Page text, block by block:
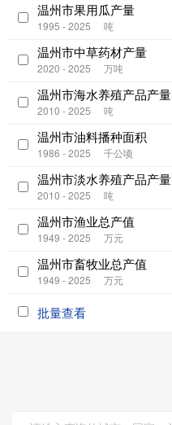
温州市果用瓜产量
1995 - 2025 吨
温州市中草药材产量
2020 - 2025 万吨
温州市海水养殖产品产量
2010 - 2025 吨
温州市油料播种面积
1986 - 2025 千公顷
温州市淡水养殖产品产量
2010 - 2025 吨
温州市渔业总产值
1949 - 2025 万元
温州市畜牧业总产值
1949 - 2025 万元
批量查看